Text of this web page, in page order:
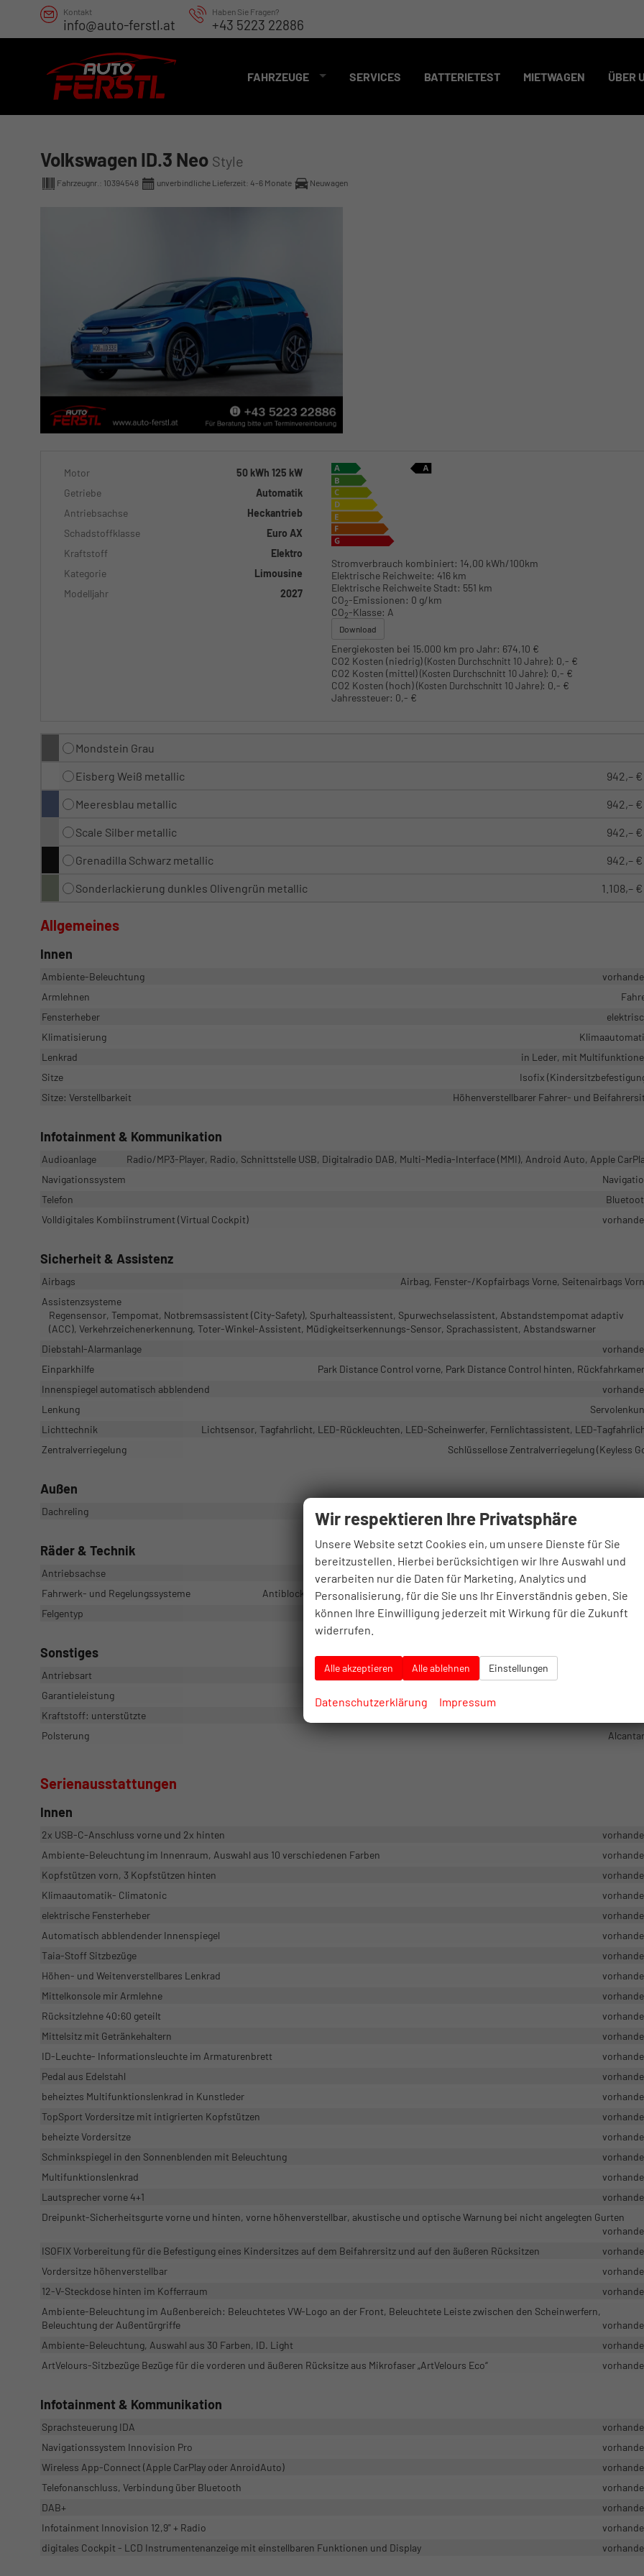
Kontakt
info@auto-ferstl.at
Haben Sie Fragen?
+43 5223 22886
FAHRZEUGE SERVICES BATTERIETEST MIETWAGEN ÜBER
Volkswagen ID.3 Neo Style
Fahrzeugnr.: 10394548 unverbindliche Lieferzeit: 4-6 Monate Neuwagen
Motor
50 kWh 125 kW
Getriebe
Automatik
Antriebsachse
Heckantrieb
Schadstoffklasse
Euro AX
Kraftstoff
Elektro
Kategorie
Limousine
Modelljahr
2027
Stromverbrauch kombiniert: 14,00 kWh/100km
Elektrische Reichweite: 416 km
Elektrische Reichweite Stadt: 551 km
CO2-Emissionen: 0 g/km
CO2-Klasse: A
Download
Energiekosten bei 15.000 km pro Jahr: 674,10 €
CO2 Kosten (niedrig)(Kosten Durchschnitt 10 Jahre): 0,- €
CO2 Kosten (mittel)(Kosten Durchschnitt 10 Jahre): 0,- €
CO2 Kosten (hoch)(Kosten Durchschnitt 10 Jahre): 0,- €
Jahressteuer: 0,- €
Mondstein Grau
Eisberg Weiß metallic 942,– €
Meeresblau metallic 942,– €
Scale Silber metallic 942,– €
Grenadilla Schwarz metallic 942,– €
Sonderlackierung dunkles Olivengrün metallic 1.108,– €
Allgemeines
Innen
Ambiente-Beleuchtung
Armlehnen
Fensterheber
Klimatisierung
Lenkrad
in Leder, mit
Sitze
Isofix
Sitze: Verstellbarkeit
Höhenverstellbarer Fahrer- und
Infotainment & Kommunikation
Audioanlage
Radio/MP3-Player, Radio, Schnittstelle USB, Digitalradio DAB, Multi-Media-Interface (MMI), Android Auto, Apple
Navigationssystem
Telefon
Volldigitales Kombiinstrument (Virtual Cockpit)
Sicherheit & Assistenz
Airbags
Airbag, Fenster-/Kopfairbags Vorne, Seitenairbags
Assistenzsysteme
Regensensor, Tempomat, Notbremsassistent (City-Safety), Spurhalteassistent, Spurwechselassistent, Abstandstempomat adaptiv
(ACC), Verkehrzeichenerkennung, Toter-Winkel-Assistent, Müdigkeitserkennungs-Sensor, Sprachassistent, Abstandswarner
Diebstahl-Alarmanlage
Einparkhilfe
Park Distance Control vorne, Park Distance Control hinten,
Innenspiegel automatisch abblendend
Lenkung
Lichttechnik
Lichtsensor, Tagfahrlicht, LED-Rückleuchten, LED-Scheinwerfer, Fernlichtassistent, LED-
Zentralverriegelung
Schlüssellose Zentralverriegelung (Keyless
Außen
Dachreling vorhanden, in Schwarz
Räder & Technik
Antriebsachse
Fahrwerk- und Regelungssysteme
Antiblockiersystem (ABS), Antischlupfregelung (ASR), Traktionskontrolle (ASR/CTS/ETS)
Felgentyp
Stahlfelge
Sonstiges
Antriebsart
Garantieleistung
Kraftstoff: unterstützte
Polsterung
Serienausstattungen
Innen
2x USB-C-Anschluss vorne und 2x hinten
Ambiente-Beleuchtung im Innenraum, Auswahl aus 10 verschiedenen Farben
Kopfstützen vorn, 3 Kopfstützen hinten
Klimaautomatik- Climatonic
elektrische Fensterheber
Automatisch abblendender Innenspiegel
Taia-Stoff Sitzbezüge
Höhen- und Weitenverstellbares Lenkrad
Mittelkonsole mir Armlehne
Rücksitzlehne 40:60 geteilt
Mittelsitz mit Getränkehaltern
ID-Leuchte- Informationsleuchte im Armaturenbrett
Pedal aus Edelstahl
beheiztes Multifunktionslenkrad in Kunstleder
TopSport Vordersitze mit intigrierten Kopfstützen
beheizte Vordersitze
Schminkspiegel in den Sonnenblenden mit Beleuchtung
Multifunktionslenkrad
Lautsprecher vorne 4+1
Dreipunkt-Sicherheitsgurte vorne und hinten, vorne höhenverstellbar, akustische und optische Warnung bei nicht angelegten Gurten
ISOFIX Vorbereitung für die Befestigung eines Kindersitzes auf dem Beifahrersitz und auf den äußeren Rücksitzen
Vordersitze höhenverstellbar
12-V-Steckdose hinten im Kofferraum
Ambiente-Beleuchtung im Außenbereich: Beleuchtetes VW-Logo an der Front, Beleuchtete Leiste zwischen den Scheinwerfern,
Beleuchtung der Außentürgriffe
Ambiente-Beleuchtung, Auswahl aus 30 Farben, ID. Light
ArtVelours-Sitzbezüge Bezüge für die vorderen und äußeren Rücksitze aus Mikrofaser „ArtVelours Eco“
Infotainment & Kommunikation
Sprachsteuerung IDA
Navigationssystem Innovision Pro
Wireless App-Connect (Apple CarPlay oder AnroidAuto)
Telefonanschluss, Verbindung über Bluetooth
DAB+
Infotainment Innovision 12,9" + Radio
digitales Cockpit - LCD Instrumentenanzeige mit einstellbaren Funktionen und Display
Wir respektieren Ihre Privatsphäre
Unsere Website setzt Cookies ein, um unsere Dienste für Sie
bereitzustellen. Hierbei berücksichtigen wir Ihre Auswahl und
verarbeiten nur die Daten für Marketing, Analytics und
Personalisierung, für die Sie uns Ihr Einverständnis geben. Sie
können Ihre Einwilligung jederzeit mit Wirkung für die Zukunft
widerrufen.
Alle akzeptieren Alle ablehnen Einstellungen
Datenschutzerklärung Impressum